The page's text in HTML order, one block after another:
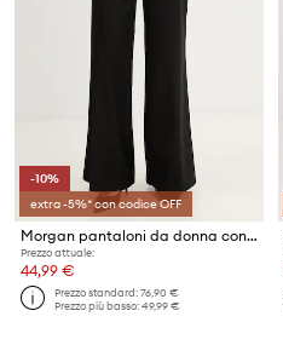
-10%
extra -5%* con codice OFF
Morgan pantaloni da donna con viscosa
Prezzo attuale:
44,99 €
Prezzo standard:76,90 €
Prezzo più basso:49,99 €